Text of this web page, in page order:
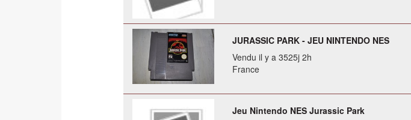
JURASSIC PARK - JEU NINTENDO NES
Vendu il y a 3525j 2h
France
Jeu Nintendo NES Jurassic Park